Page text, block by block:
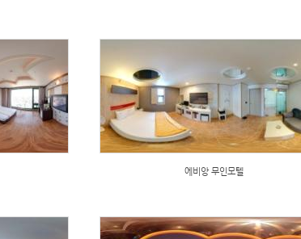
에비앙 무인모텔